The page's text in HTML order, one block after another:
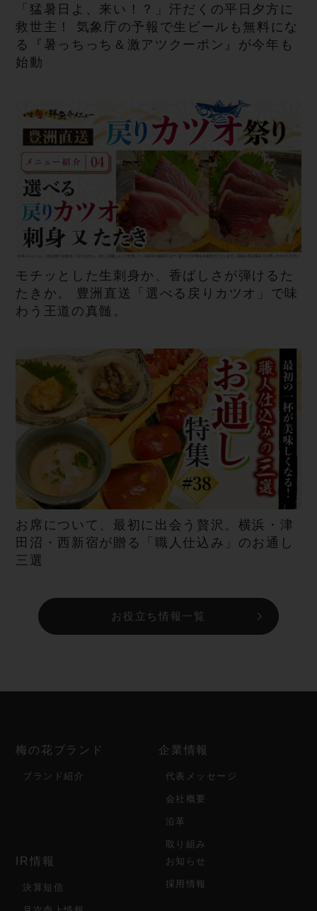
「猛暑日よ、来い！？」汗だくの平日夕方に
救世主！ 気象庁の予報で生ビールも無料にな
る『暑っちっち＆激アツクーポン』が今年も
始動
モチッとした生刺身か、香ばしさが弾けるた
たきか。 豊洲直送「選べる戻りカツオ」で味
わう王道の真髄。
お席について、最初に出会う贅沢。横浜・津
田沼・西新宿が贈る「職人仕込み」のお通し
三選
お役立ち情報一覧
梅の花ブランド
ブランド紹介
企業情報
代表メッセージ
会社概要
沿革
取り組み
IR情報
決算短信
お知らせ
採用情報